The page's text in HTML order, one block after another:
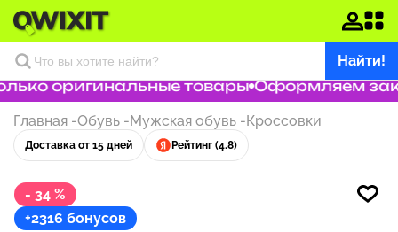
Найти!
оригинальные товары Оформляем заказ
Главная -Обувь -Мужская обувь -Кроссовки
Доставка от 15 дней Рейтинг (4.8)
- 34 %
+2316 бонусов